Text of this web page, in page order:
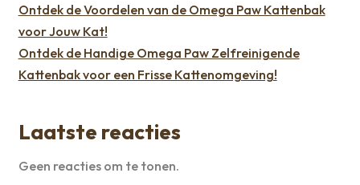
Ontdek de Voordelen van de Omega Paw Kattenbak
voor Jouw Kat!
Ontdek de Handige Omega Paw Zelfreinigende
Kattenbak voor een Frisse Kattenomgeving!
Laatste reacties
Geen reacties om te tonen.